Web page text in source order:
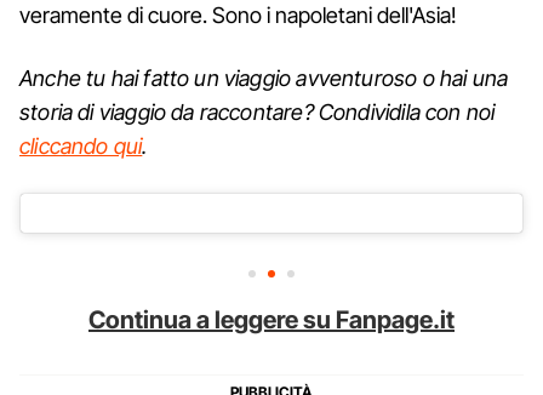
veramente di cuore. Sono i napoletani dell'Asia!
Anche tu hai fatto un viaggio avventuroso o hai una
storia di viaggio da raccontare? Condividila con noi
cliccando qui.
Continua a leggere su Fanpage.it